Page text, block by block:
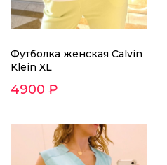
Футболка женская Calvin
Klein XL
4900 ₽